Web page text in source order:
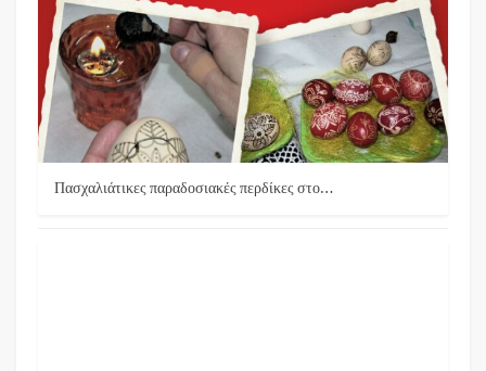
Πασχαλιάτικες παραδοσιακές περδίκες στο…